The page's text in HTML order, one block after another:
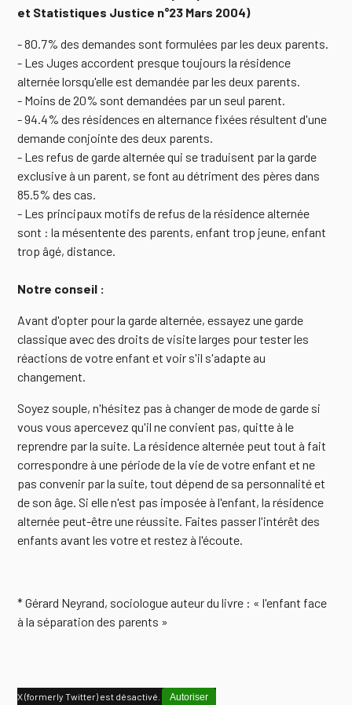
et Statistiques Justice n°23 Mars 2004)
- 80.7% des demandes sont formulées par les deux parents.
- Les Juges accordent presque toujours la résidence
alternée lorsqu'elle est demandée par les deux parents.
- Moins de 20% sont demandées par un seul parent.
- 94.4% des résidences en alternance fixées résultent d'une
demande conjointe des deux parents.
- Les refus de garde alternée qui se traduisent par la garde
exclusive à un parent, se font au détriment des pères dans
85.5% des cas.
- Les principaux motifs de refus de la résidence alternée
sont : la mésentente des parents, enfant trop jeune, enfant
trop âgé, distance.
Notre conseil :
Avant d'opter pour la garde alternée, essayez une garde
classique avec des droits de visite larges pour tester les
réactions de votre enfant et voir s'il s'adapte au
changement.
Soyez souple, n'hésitez pas à changer de mode de garde si
vous vous apercevez qu'il ne convient pas, quitte à le
reprendre par la suite. La résidence alternée peut tout à fait
correspondre à une période de la vie de votre enfant et ne
pas convenir par la suite, tout dépend de sa personnalité et
de son âge. Si elle n'est pas imposée à l'enfant, la résidence
alternée peut-être une réussite. Faites passer l'intérêt des
enfants avant les votre et restez à l'écoute.
* Gérard Neyrand, sociologue auteur du livre : « l'enfant face
à la séparation des parents »
X (formerly Twitter) est désactivé.
Autoriser